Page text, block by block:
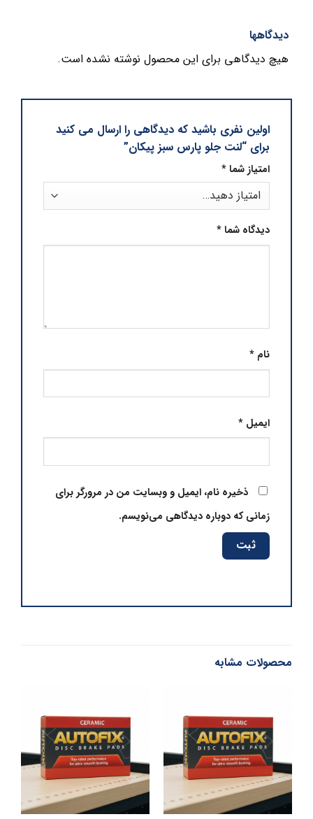
دیدگاهها
هیچ دیدگاهی برای این محصول نوشته نشده است.
اولین نفری باشید که دیدگاهی را ارسال می کنید
برای “لنت جلو پارس سبز پیکان”
امتیاز شما*
دیدگاه شما*
نام*
ایمیل*
ذخیره نام، ایمیل و وبسایت من در مرورگر برای
زمانی که دوباره دیدگاهی می‌نویسم.
محصولات مشابه